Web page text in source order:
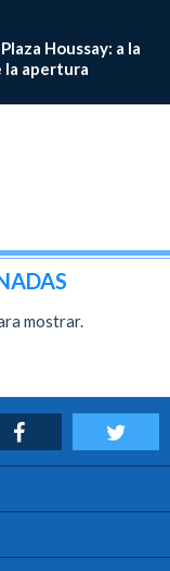
Houssay: a la
la apertura
mostrar.